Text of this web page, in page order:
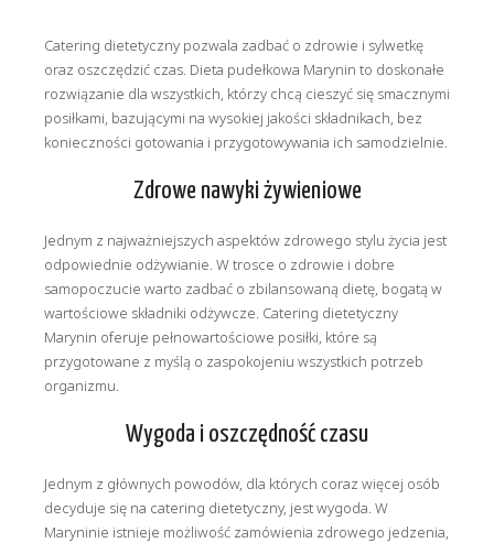
Catering dietetyczny pozwala zadbać o zdrowie i sylwetkę
oraz oszczędzić czas. Dieta pudełkowa Marynin to doskonałe
rozwiązanie dla wszystkich, którzy chcą cieszyć się smacznymi
posiłkami, bazującymi na wysokiej jakości składnikach, bez
konieczności gotowania i przygotowywania ich samodzielnie.
Zdrowe nawyki żywieniowe
Jednym z najważniejszych aspektów zdrowego stylu życia jest
odpowiednie odżywianie. W trosce o zdrowie i dobre
samopoczucie warto zadbać o zbilansowaną dietę, bogatą w
wartościowe składniki odżywcze. Catering dietetyczny
Marynin oferuje pełnowartościowe posiłki, które są
przygotowane z myślą o zaspokojeniu wszystkich potrzeb
organizmu.
Wygoda i oszczędność czasu
Jednym z głównych powodów, dla których coraz więcej osób
decyduje się na catering dietetyczny, jest wygoda. W
Maryninie istnieje możliwość zamówienia zdrowego jedzenia,